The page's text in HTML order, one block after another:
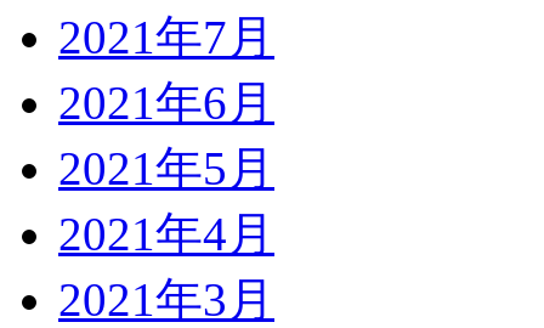
2021年7月
2021年6月
2021年5月
2021年4月
2021年3月